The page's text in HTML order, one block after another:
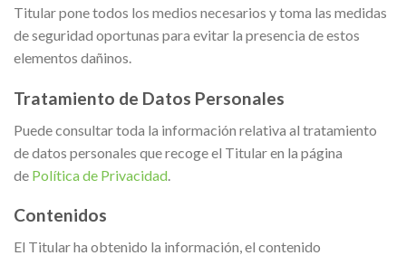
Titular pone todos los medios necesarios y toma las medidas
de seguridad oportunas para evitar la presencia de estos
elementos dañinos.
Tratamiento de Datos Personales
Puede consultar toda la información relativa al tratamiento
de datos personales que recoge el Titular en la página
de Política de Privacidad
Contenidos
El Titular ha obtenido la información, el contenido